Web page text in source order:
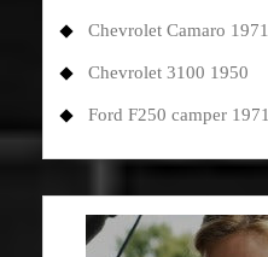
Chevrolet Camaro 1971
Chevrolet 3100 1950
Ford F250 camper 1971